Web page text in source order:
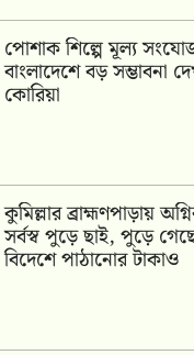
পোশাক শিল্পে মূল্য
বাংলাদেশে বড় সম্ভাবনা
কোরিয়া
কুমিল্লার ব্রাহ্মণপাড়ায়
সর্বস্ব পুড়ে ছাই, পুড়ে
বিদেশে পাঠানোর টাকাও